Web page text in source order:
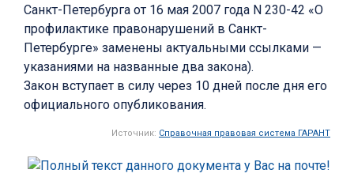
Санкт-Петербурга от 16 мая 2007 года N 230-42 «О
профилактике правонарушений в Санкт-
Петербурге» заменены актуальными ссылками —
указаниями на названные два закона).
Закон вступает в силу через 10 дней после дня его
официального опубликования.
Источник: Справочная правовая система ГАРАНТ